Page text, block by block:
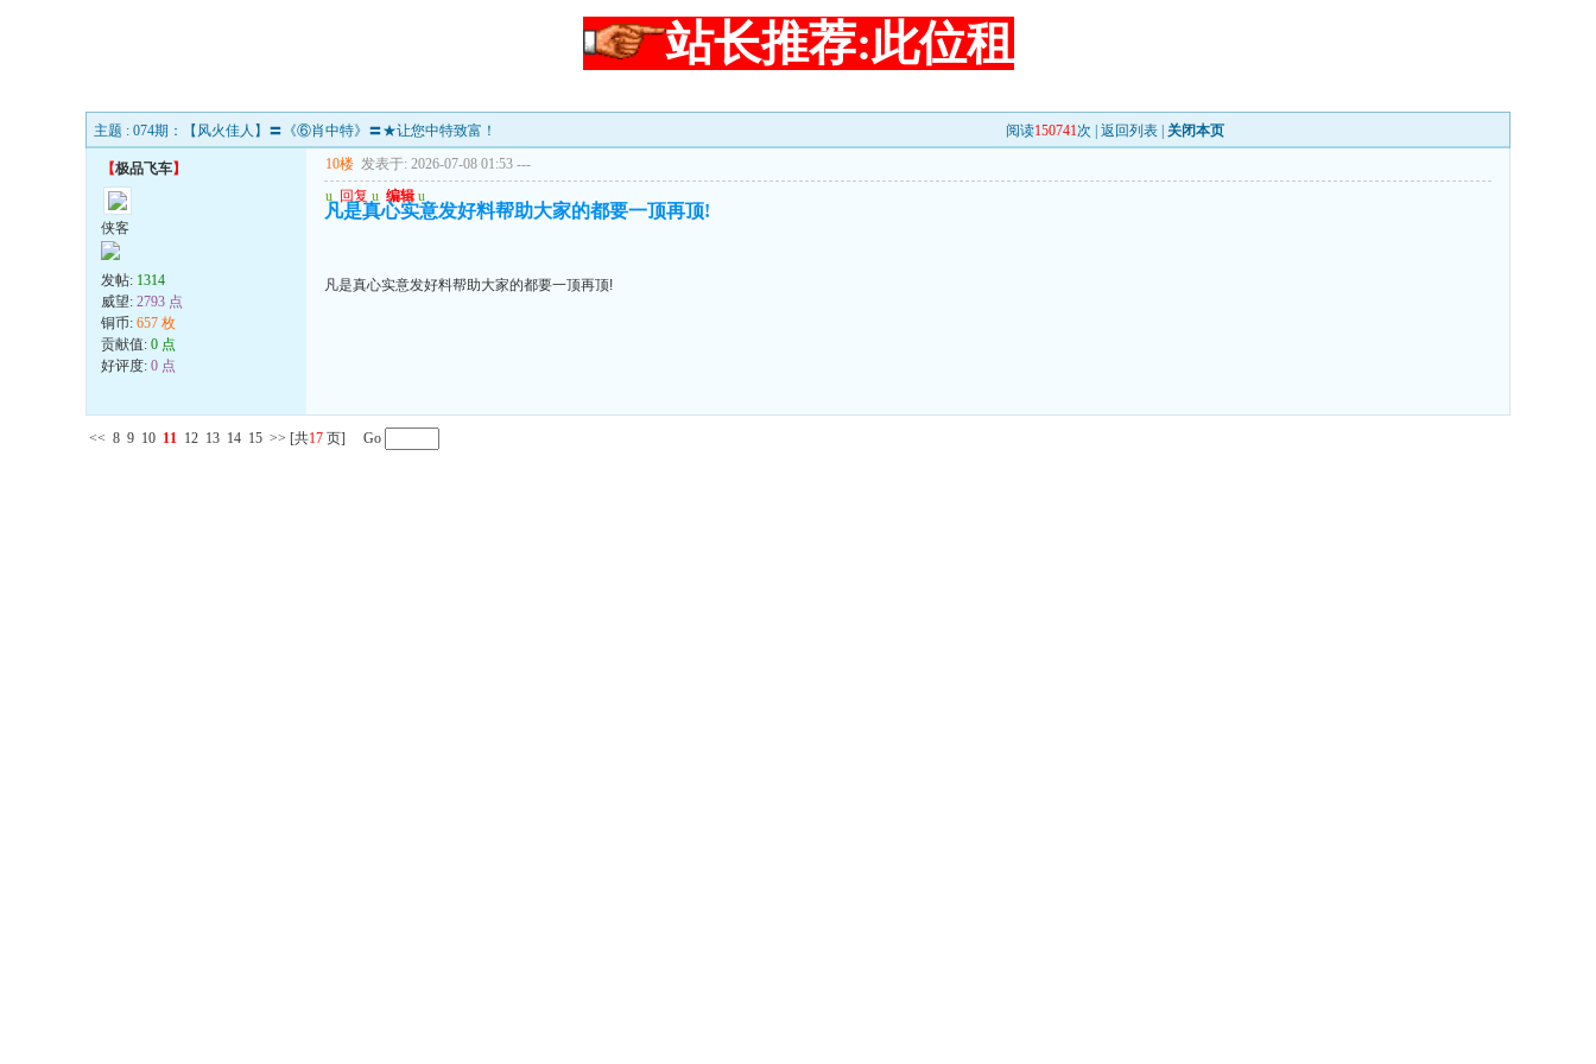
站长推荐:此位租
主题 : 074期：【风火佳人】〓《⑥肖中特》〓★让您中特致富！ 阅读150741次 | 返回列表 关闭本页
【极品飞车】
侠客
发帖: 1314
威望: 2793 点
铜币: 657 枚
贡献值: 0 点
好评度: 0 点
10楼 发表于: 2026-07-08 01:53 ---
u 回复 u 编辑 u
凡是真心实意发好料帮助大家的都要一顶再顶!
凡是真心实意发好料帮助大家的都要一顶再顶!
<< 8 9 10 11 12 13 14 15 >> [共17 页] Go